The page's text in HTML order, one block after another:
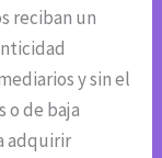
reciban un
y sin el
o de baja
adquirir